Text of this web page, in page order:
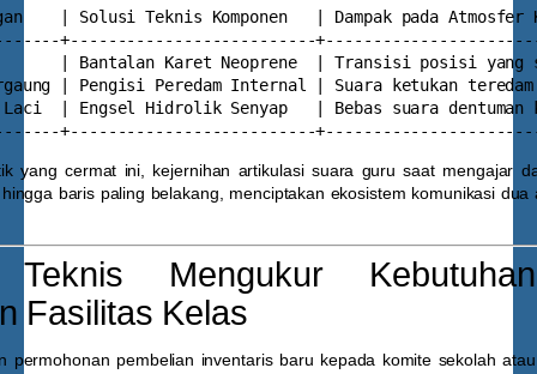
| Solusi Teknis Komponen   | Dampak pada
+--------------------------
| Bantalan Karet Neoprene  | Transisi posisi yang
| Pengisi Peredam Internal | Suara ketukan
| Engsel Hidrolik Senyap   | Bebas suara
yang cermat ini, kejernihan artikulasi suara guru saat mengajar
baris paling belakang, menciptakan ekosistem komunikasi dua
Teknis Mengukur
Fasilitas Kelas
permohonan pembelian inventaris baru kepada komite sekolah